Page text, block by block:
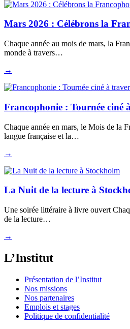
Mars 2026 : Célébrons la
Chaque année au mois de mars, la
monde à travers…
→
Francophonie : Tournée ciné
Chaque année en mars, le Mois de la
langue française et la…
→
La Nuit de la lecture à
Une soirée littéraire à livre ouvert
de la lecture…
→
L’Institut
Présentation de l’Institut
Nos missions
Nos partenaires
Emplois et stages
Politique de confidentialité